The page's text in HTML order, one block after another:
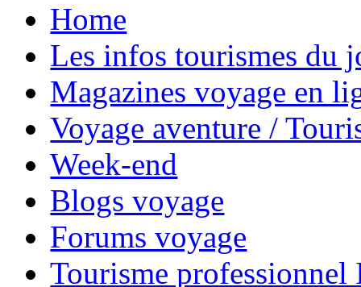
Home
Les infos tourismes du
Magazines voyage en
Voyage aventure /
Week-end
Blogs voyage
Forums voyage
Tourisme